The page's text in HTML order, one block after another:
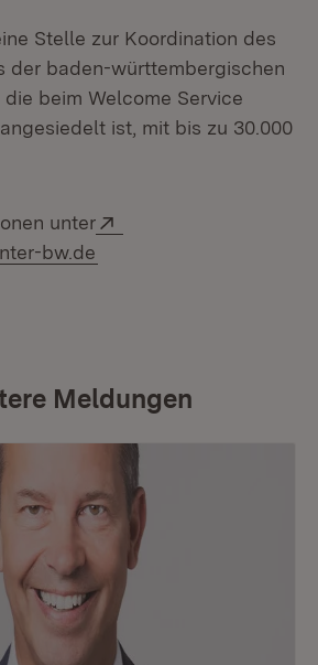
Stelle zur Koordination des
der baden-württembergischen
beim Welcome Service
ist, mit bis zu 30.000
unter
bw.de
Meldungen